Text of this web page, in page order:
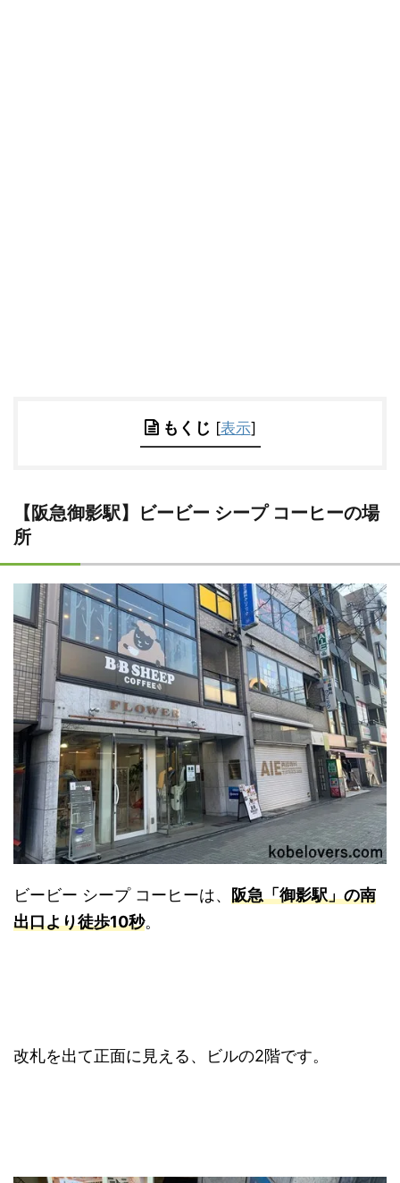
もくじ [表示]
【阪急御影駅】ビービー シープ コーヒーの場
所
ビービー シープ コーヒーは、 阪急「御影駅」の南
出口より徒歩10秒。
改札を出て正面に見える、ビルの2階です。